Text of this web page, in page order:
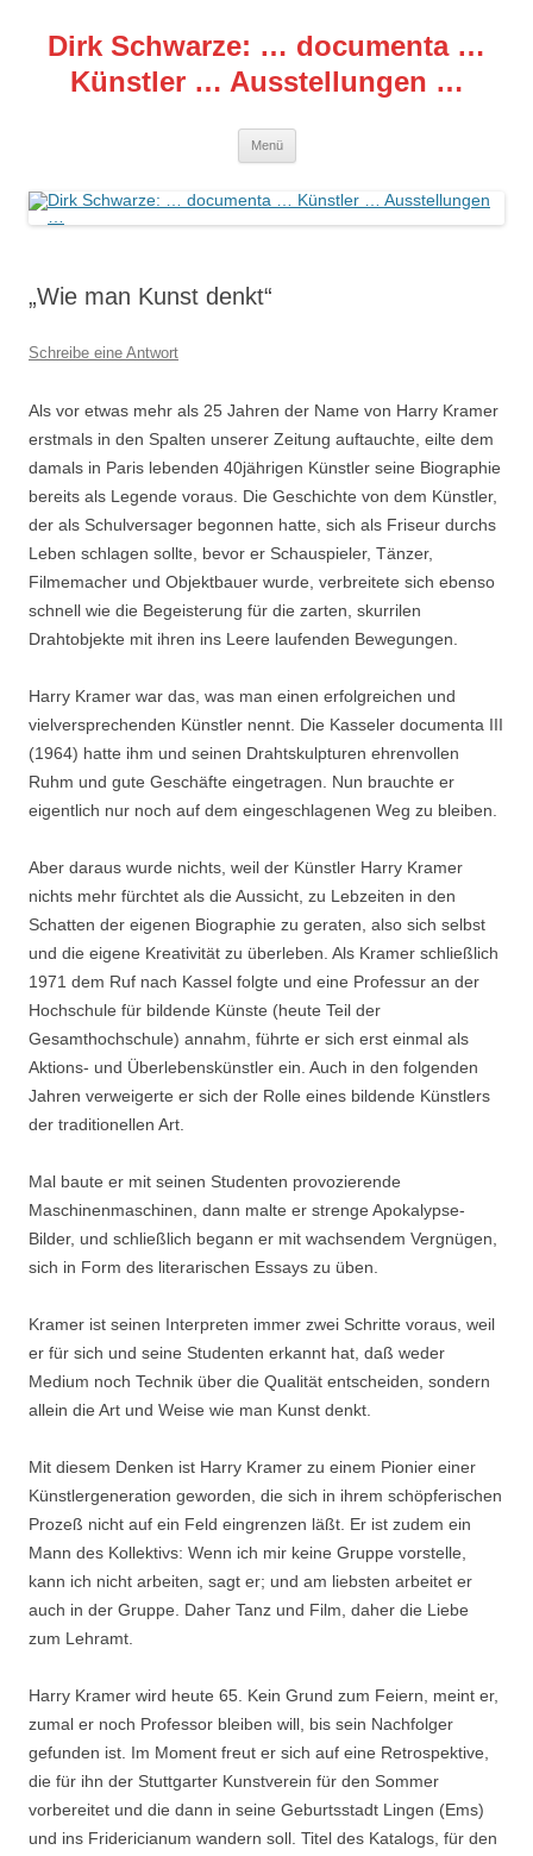
springen
Dirk Schwarze: … documenta …
Künstler … Ausstellungen …
Menü
„Wie man Kunst denkt“
Schreibe eine Antwort
Als vor etwas mehr als 25 Jahren der Name von Harry Kramer
erstmals in den Spalten unserer Zeitung auftauchte, eilte dem
damals in Paris lebenden 40jährigen Künstler seine Biographie
bereits als Legende voraus. Die Geschichte von dem Künstler,
der als Schulversager begonnen hatte, sich als Friseur durchs
Leben schlagen sollte, bevor er Schauspieler, Tänzer,
Filmemacher und Objektbauer wurde, verbreitete sich ebenso
schnell wie die Begeisterung für die zarten, skurrilen
Drahtobjekte mit ihren ins Leere laufenden Bewegungen.
Harry Kramer war das, was man einen erfolgreichen und
vielversprechenden Künstler nennt. Die Kasseler documenta III
(1964) hatte ihm und seinen Drahtskulpturen ehrenvollen
Ruhm und gute Geschäfte eingetragen. Nun brauchte er
eigentlich nur noch auf dem eingeschlagenen Weg zu bleiben.
Aber daraus wurde nichts, weil der Künstler Harry Kramer
nichts mehr fürchtet als die Aussicht, zu Lebzeiten in den
Schatten der eigenen Biographie zu geraten, also sich selbst
und die eigene Kreativität zu überleben. Als Kramer schließlich
1971 dem Ruf nach Kassel folgte und eine Professur an der
Hochschule für bildende Künste (heute Teil der
Gesamthochschule) annahm, führte er sich erst einmal als
Aktions- und Überlebenskünstler ein. Auch in den folgenden
Jahren verweigerte er sich der Rolle eines bildende Künstlers
der traditionellen Art.
Mal baute er mit seinen Studenten provozierende
Maschinenmaschinen, dann malte er strenge Apokalypse-
Bilder, und schließlich begann er mit wachsendem Vergnügen,
sich in Form des literarischen Essays zu üben.
Kramer ist seinen Interpreten immer zwei Schritte voraus, weil
er für sich und seine Studenten erkannt hat, daß weder
Medium noch Technik über die Qualität entscheiden, sondern
allein die Art und Weise wie man Kunst denkt.
Mit diesem Denken ist Harry Kramer zu einem Pionier einer
Künstlergeneration geworden, die sich in ihrem schöpferischen
Prozeß nicht auf ein Feld eingrenzen läßt. Er ist zudem ein
Mann des Kollektivs: Wenn ich mir keine Gruppe vorstelle,
kann ich nicht arbeiten, sagt er; und am liebsten arbeitet er
auch in der Gruppe. Daher Tanz und Film, daher die Liebe
zum Lehramt.
Harry Kramer wird heute 65. Kein Grund zum Feiern, meint er,
zumal er noch Professor bleiben will, bis sein Nachfolger
gefunden ist. Im Moment freut er sich auf eine Retrospektive,
die für ihn der Stuttgarter Kunstverein für den Sommer
vorbereitet und die dann in seine Geburtsstadt Lingen (Ems)
und ins Fridericianum wandern soll. Titel des Katalogs, für den